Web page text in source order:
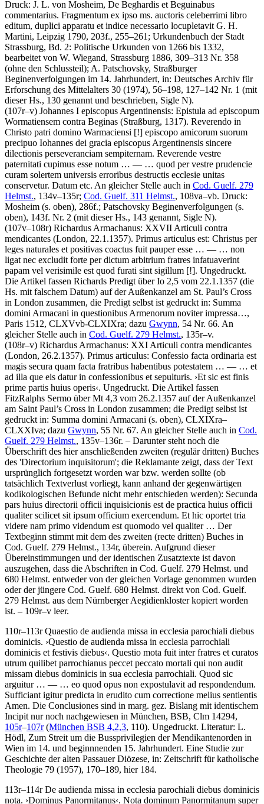
Druck: J. L. von Mosheim, De Beghardis et Beguinabus
commentarius. Fragmentum ex ipso ms. auctoris celeberrimi libro
editum, duplici apparatu et indice necessario locupletavit G. H.
Martini, Leipzig 1790, 203f., 255–261; Urkundenbuch der Stadt
Strassburg, Bd. 2: Politische Urkunden von 1266 bis 1332,
bearbeitet von W. Wiegand, Strassburg 1886, 309–313 Nr. 358
(ohne den Schlussteil); A. Patschovsky, Straßburger
Beginenverfolgungen im 14. Jahrhundert, in: Deutsches Archiv für
Erforschung des Mittelalters 30 (1974), 56–198, 127–142 Nr. 1 (mit
dieser Hs., 130 genannt und beschrieben, Sigle N).
(107r–v) Johannes I episcopus Argentinensis: Epistula ad episcopum
Wormatiensem contra Beginas (Straßburg, 1317). Reverendo in
Christo patri domino Warmaciensi [!] episcopo amicorum suorum
precipuo Iohannes dei gracia episcopus Argentinensis sincere
dilectionis perseveranciam sempiternam. Reverende vestre
paternitati cupimus esse notum … — … quod per vestre prudencie
curam solertem universis erroribus destructis ecclesie unitas
conservetur. Datum etc. An gleicher Stelle auch in Cod. Guelf. 279
Helmst., 134v–135r; Cod. Guelf. 311 Helmst., 108va–vb. Druck:
Mosheim (s. oben), 286f.; Patschovsky Beginenverfolgungen (s.
oben), 143f. Nr. 2 (mit dieser Hs., 143 genannt, Sigle N).
(107v–108r) Richardus Armachanus: XXVII Articuli contra
mendicantes (London, 22.1.1357). Primus articulus est: Christus per
leges naturales et positivas coactus fuit pauper esse … — … non
ligat nec excludit forte per dictum arbitrium fratres infatuaverint
papam vel verisimile est quod furati sint sigillum [!]. Ungedruckt.
Die Artikel fassen Richards Predigt über Io 2,5 vom 22.1.1357 (die
Hs. mit falschem Datum) auf der Außenkanzel am St. Paul’s Cross
in London zusammen, die Predigt selbst ist gedruckt in: Summa
domini Armacani in questionibus Armenorum noviter impressa…,
Paris 1512, CLXVvb-CLXIXra; dazu Gwynn, 54 Nr. 66. An
gleicher Stelle auch in Cod. Guelf. 279 Helmst., 135r–v.
(108r–v) Richardus Armachanus: XXI Articuli contra mendicantes
(London, 26.2.1357). Primus articulus: Confessio facta ordinaria est
magis secura quam facta fratribus habentibus potestatem … — … et
ad illa que eis datur in confessionibus et sepulturis. ›Et sic est finis
prime partis huius operis‹. Ungedruckt. Die Artikel fassen
FitzRalphs Sermo über Mt 4,3 vom 26.2.1357 auf der Außenkanzel
am Saint Paul’s Cross in London zusammen; die Predigt selbst ist
gedruckt in: Summa domini Armacani (s. oben), CLXIXra–
CLXXIva; dazu Gwynn, 55 Nr. 67. An gleicher Stelle auch in Cod.
Guelf. 279 Helmst., 135v–136r. – Darunter steht noch die
Überschrift des hier anschließenden zweiten (regulär dritten) Buches
des 'Directorium inquisitorum'; die Reklamante zeigt, dass der Text
ursprünglich fortgesetzt worden war bzw. werden sollte (ob
tatsächlich Textverlust vorliegt, kann anhand der gegenwärtigen
kodikologischen Befunde nicht mehr entschieden werden): Secunda
pars huius directorii officii inquisicionis est de practica huius officii
qualiter scilicet sit ipsum officium exercendum. Et hic oportet tria
videre nam primo videndum est quomodo vel qualiter … Der
Textbeginn stimmt mit dem des zweiten (recte dritten) Buches in
Cod. Guelf. 279 Helmst., 134r, überein. Aufgrund dieser
Übereinstimmungen und der identischen Zusatztexte ist davon
auszugehen, dass die Abschriften in Cod. Guelf. 279 Helmst. und
680 Helmst. entweder von der gleichen Vorlage genommen wurden
oder der jüngere Cod. Guelf. 680 Helmst. direkt von Cod. Guelf.
279 Helmst. aus dem Nürnberger Aegidienkloster kopiert worden
ist. – 109r–v leer.
110r–113rQuaestio de audienda missa in ecclesia parochiali diebus
dominicis. ›Questio de audienda missa in ecclesia parrochiali
dominicis et festivis diebus‹. Questio mota fuit inter fratres et curatos
utrum quilibet parrochianus peccet peccato mortali qui non audit
missam diebus dominicis in sua ecclesia parrochiali. Quod sic
arguitur… — … eo quod opus non expostulavit ad respondendum.
Sufficiant igitur predicta in erudito cum correctione melius sentientis
Amen. Die Conclusiones sind in marg. gez. Bislang mit identischem
Incipit nur noch nachgewiesen in München, BSB, Clm 14294,
105r–107r(München BSB 4,2,3, 110). Ungedruckt. Literatur: L.
Hödl, Zum Streit um die Bussprivilegien der Mendikantenorden in
Wien im 14. und beginnnenden 15. Jahrhundert. Eine Studie zur
Geschichte der alten Passauer Diözese, in: Zeitschrift für katholische
Theologie 79 (1957), 170–189, hier 184.
113r–114rDe audienda missa in ecclesia parochiali diebus dominicis
nota. ›Dominus Panormitanus‹. Nota dominum Panormitanum super